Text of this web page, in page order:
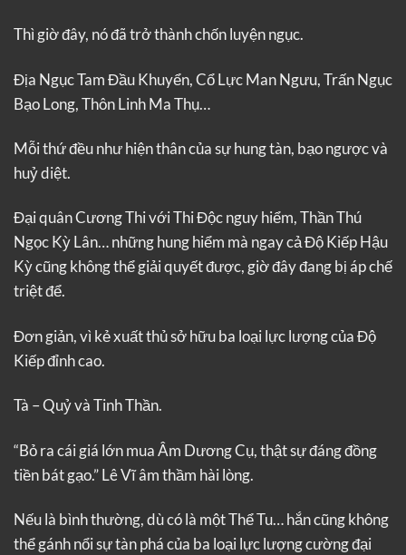
Thì giờ đây, nó đã trở thành chốn luyện ngục.
Địa Ngục Tam Đầu Khuyển, Cổ Lực Man Ngưu, Trấn Ngục
Bạo Long, Thôn Linh Ma Thụ…
Mỗi thứ đều như hiện thân của sự hung tàn, bạo ngược và
huỷ diệt.
Đại quân Cương Thi với Thi Độc nguy hiểm, Thần Thú
Ngọc Kỳ Lân… những hung hiểm mà ngay cả Độ Kiếp Hậu
Kỳ cũng không thể giải quyết được, giờ đây đang bị áp chế
triệt để.
Đơn giản, vì kẻ xuất thủ sở hữu ba loại lực lượng của Độ
Kiếp đỉnh cao.
Tà – Quỷ và Tinh Thần.
“Bỏ ra cái giá lớn mua Âm Dương Cụ, thật sự đáng đồng
tiền bát gạo.” Lê Vĩ âm thầm hài lòng.
Nếu là bình thường, dù có là một Thể Tu… hắn cũng không
thể gánh nổi sự tàn phá của ba loại lực lượng cường đại